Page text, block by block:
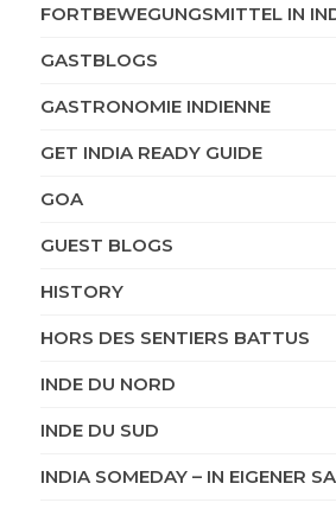
FORTBEWEGUNGSMITTEL IN
GASTBLOGS
GASTRONOMIE INDIENNE
GET INDIA READY GUIDE
GOA
GUEST BLOGS
HISTORY
HORS DES SENTIERS BATTUS
INDE DU NORD
INDE DU SUD
INDIA SOMEDAY – IN EIGENER